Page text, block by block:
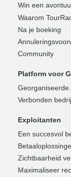
Win een
Waarom
Na je boeking
Community
Platform voor
Georganiseerde
Verbonden
Exploitanten
Een succesvol
Zichtbaarheid
Maximaliseer